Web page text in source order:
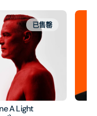
A Light
已售罄